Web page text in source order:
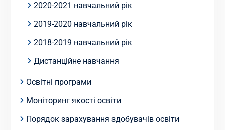
2020-2021 навчальний рік
2019-2020 навчальний рік
2018-2019 навчальний рік
Дистанційне навчання
Освітні програми
Моніторинг якості освіти
Порядок зарахування здобувачів освіти